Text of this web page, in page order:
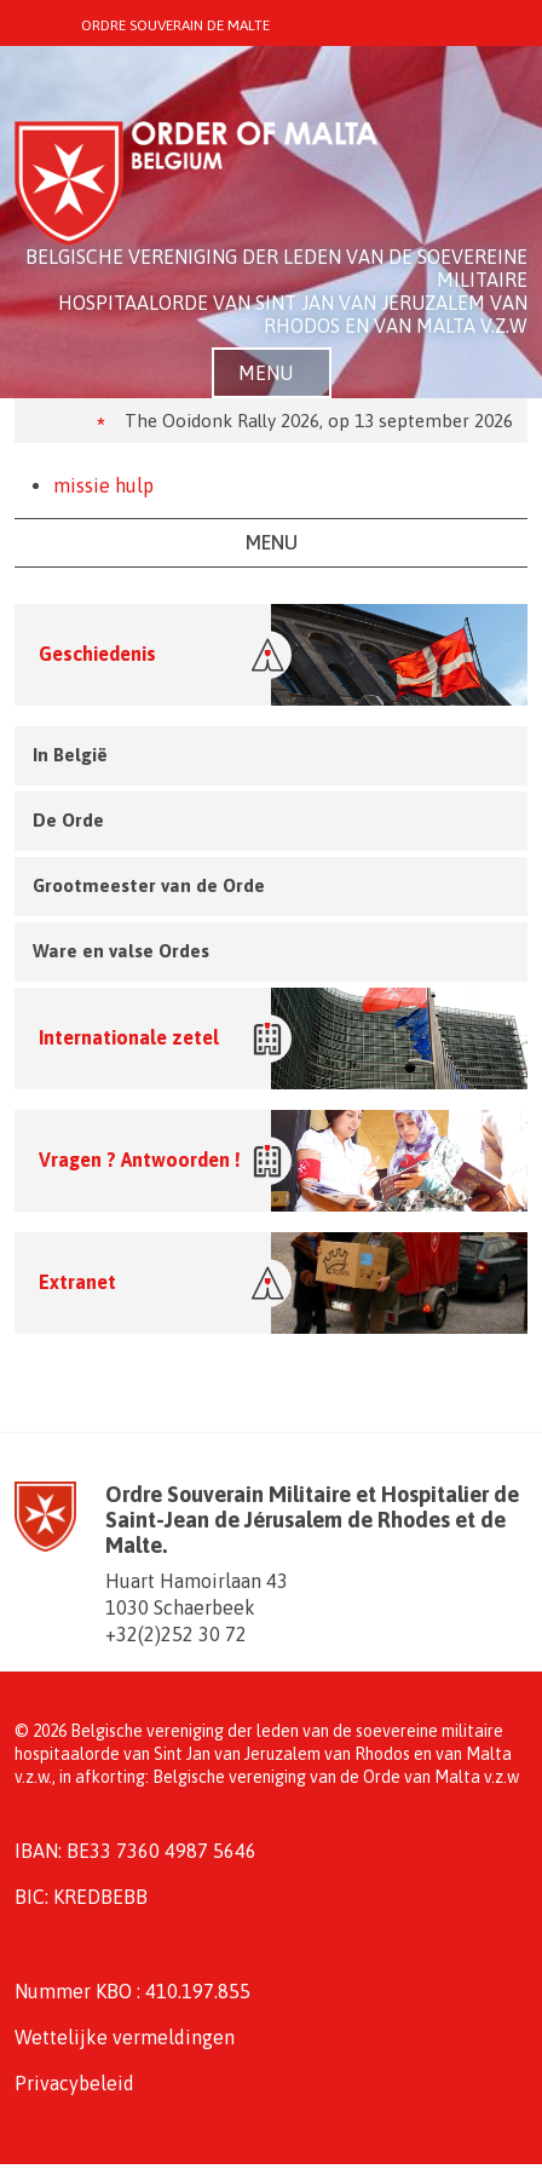
ORDRE SOUVERAIN DE MALTE
BELGISCHE VERENIGING DER LEDEN VAN DE SOEVEREINE
MILITAIRE
HOSPITAALORDE VAN SINT JAN VAN JERUZALEM VAN
RHODOS EN VAN MALTA V.Z.W
MENU
The Ooidonk Rally 2026, op 13 september 2026
missie hulp
MENU
Geschiedenis
In België
De Orde
Grootmeester van de Orde
Ware en valse Ordes
Internationale zetel
Vragen ? Antwoorden !
Extranet
Ordre Souverain Militaire et Hospitalier de
Saint-Jean de Jérusalem de Rhodes et de
Malte.
Huart Hamoirlaan 43
1030 Schaerbeek
+32(2)252 30 72
© 2026 Belgische vereniging der leden van de soevereine militaire
hospitaalorde van Sint Jan van Jeruzalem van Rhodos en van Malta
v.z.w., in afkorting: Belgische vereniging van de Orde van Malta v.z.w
IBAN: BE33 7360 4987 5646
BIC: KREDBEBB
Nummer KBO : 410.197.855
Wettelijke vermeldingen
Privacybeleid